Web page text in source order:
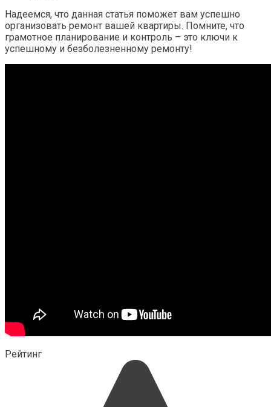
Надеемся, что данная статья поможет вам успешно
организовать ремонт вашей квартиры. Помните, что
грамотное планирование и контроль – это ключи к
успешному и безболезненному ремонту!
Рейтинг